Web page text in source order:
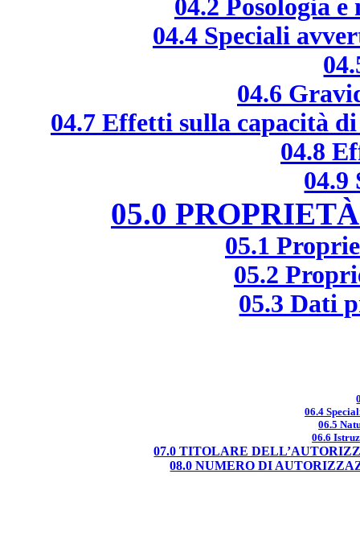
04.2 Posologia
04.4 Speciali
04.6
04.7 Effetti sulla capacità
04.8
04.9
05.0
05.1
05.2
05.3 Dati
06.4
06.5
06.6
07.0 TITOLARE
08.0 NUMERO DI